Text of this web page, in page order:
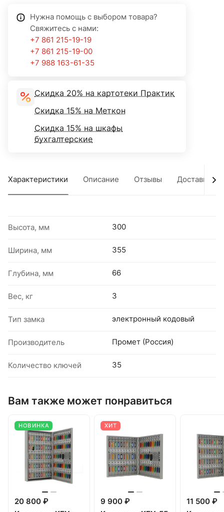
Нужна помощь с выбором товара?
Свяжитесь с нами:
+7 861 215-19-19
+7 861 215-19-00
+7 988 163-61-35
Скидка 20% на картотеки Практик
Скидка 15% на Меткон
Скидка 15% на шкафы
бухгалтерские
Характеристики Описание Отзывы Доставка
Высота, мм 300
Ширина, мм 355
Глубина, мм 66
Вес, кг 3
Тип замка электронный кодовый
Производитель Промет (Россия)
Количество ключей 35
Вам также может понравиться
НОВИНКА
20 800 ₽
ХИТ
9 900 ₽
11 500 ₽